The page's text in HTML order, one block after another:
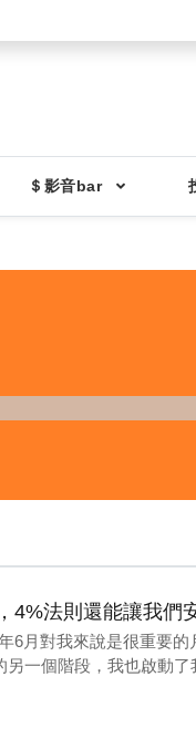
＄影音bar
4%法則還能讓我們
6月對我來說是很重要
另一個階段，我也啟動